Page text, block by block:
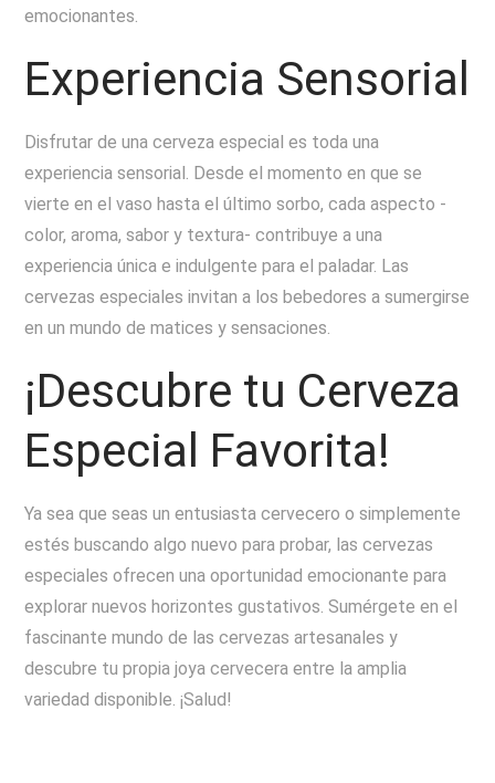
emocionantes.
Experiencia Sensorial
Disfrutar de una cerveza especial es toda una
experiencia sensorial. Desde el momento en que se
vierte en el vaso hasta el último sorbo, cada aspecto -
color, aroma, sabor y textura- contribuye a una
experiencia única e indulgente para el paladar. Las
cervezas especiales invitan a los bebedores a sumergirse
en un mundo de matices y sensaciones.
¡Descubre tu Cerveza
Especial Favorita!
Ya sea que seas un entusiasta cervecero o simplemente
estés buscando algo nuevo para probar, las cervezas
especiales ofrecen una oportunidad emocionante para
explorar nuevos horizontes gustativos. Sumérgete en el
fascinante mundo de las cervezas artesanales y
descubre tu propia joya cervecera entre la amplia
variedad disponible. ¡Salud!